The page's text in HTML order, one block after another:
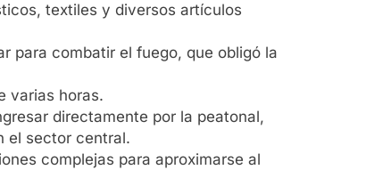
textiles y diversos artículos
para combatir el fuego, que obligó la
varias horas.
directamente por la peatonal,
el sector central.
complejas para aproximarse al